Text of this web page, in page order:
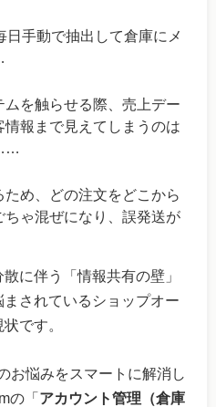
手動で抽出して倉庫にメ
を触らせる際、売上デー
報まで見えてしまうのは
め、どの注文をどこから
ゃ混ぜになり、誤発送が
に伴う「情報共有の壁」
されているショップオー
です。
お悩みをスマートに解消し
の「アカウント管理（倉庫